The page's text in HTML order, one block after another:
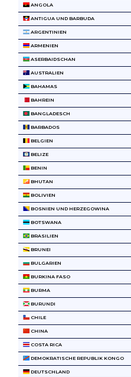
ANGOLA
ANTIGUA UND BARBUDA
ARGENTINIEN
ARMENIEN
ASERBAIDSCHAN
AUSTRALIEN
BAHAMAS
BAHREIN
BANGLADESCH
BARBADOS
BELGIEN
BELIZE
BENIN
BHUTAN
BOLIVIEN
BOSNIEN UND HERZEGOWINA
BOTSWANA
BRASILIEN
BRUNEI
BULGARIEN
BURKINA FASO
BURMA
BURUNDI
CHILE
CHINA
COSTA RICA
DEMOKRATISCHE REPUBLIK KONGO
DEUTSCHLAND